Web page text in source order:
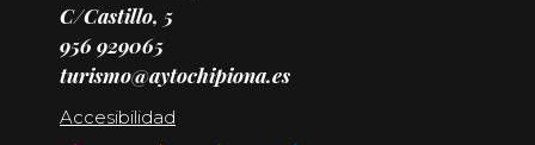
C/Castillo, 5
956 929065
turismo@aytochipiona.es
Accesibilidad